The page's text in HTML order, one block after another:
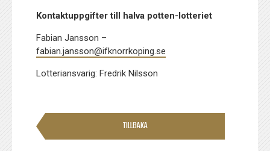
Kontaktuppgifter till halva potten-lotteriet
Fabian Jansson –
fabian.jansson@ifknorrkoping.se
Lotteriansvarig: Fredrik Nilsson
TILLBAKA